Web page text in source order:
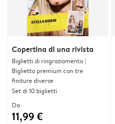
Copertina di una rivista
Biglietti di ringraziamento |
Biglietto premium con tre
finiture diverse
Set di 10 biglietti
Da
11,99 €